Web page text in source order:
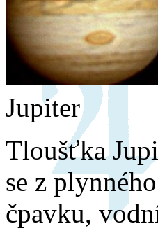
Jupiter
Tloušťka
se z
čpavku,